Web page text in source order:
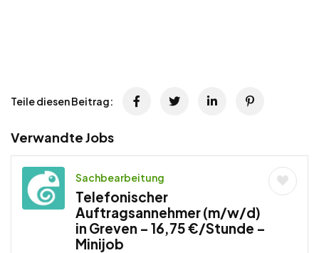
Teile diesen Beitrag:
Verwandte Jobs
Sachbearbeitung
Telefonischer
Auftragsannehmer (m/w/d)
in Greven – 16,75 €/Stunde –
Minijob